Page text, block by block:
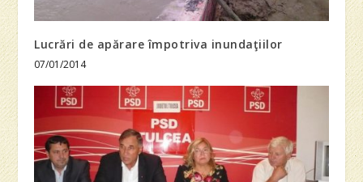
Lucrări de apărare împotriva inundaţiilor
07/01/2014